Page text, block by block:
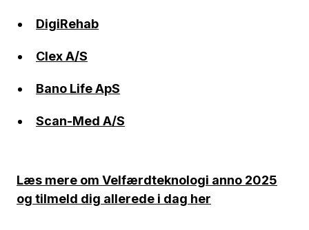
DigiRehab
Clex A/S
Bano Life ApS
Scan-Med A/S
Læs mere om Velfærdteknologi anno 2025
og tilmeld dig allerede i dag her